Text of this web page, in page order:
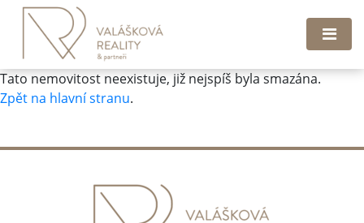
Tato nemovitost neexistuje, již nejspíš byla smazána.
Zpět na hlavní stranu.